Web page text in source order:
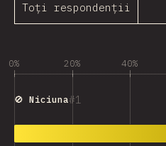
Toți respondenții
0% 20% 40%
1
🚫 Niciuna